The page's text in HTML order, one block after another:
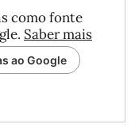
como fonte
Saber mais
ao Google